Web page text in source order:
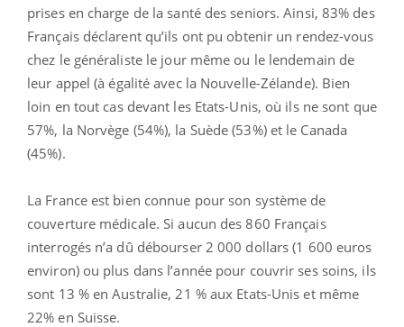
prises en charge de la santé des seniors. Ainsi, 83% des
Français déclarent qu’ils ont pu obtenir un rendez-vous
chez le généraliste le jour même ou le lendemain de
leur appel (à égalité avec la Nouvelle-Zélande). Bien
loin en tout cas devant les Etats-Unis, où ils ne sont que
57%, la Norvège (54%), la Suède (53%) et le Canada
(45%).
La France est bien connue pour son système de
couverture médicale. Si aucun des 860 Français
interrogés n’a dû débourser 2 000 dollars (1 600 euros
environ) ou plus dans l’année pour couvrir ses soins, ils
sont 13 % en Australie, 21 % aux Etats-Unis et même
22% en Suisse.